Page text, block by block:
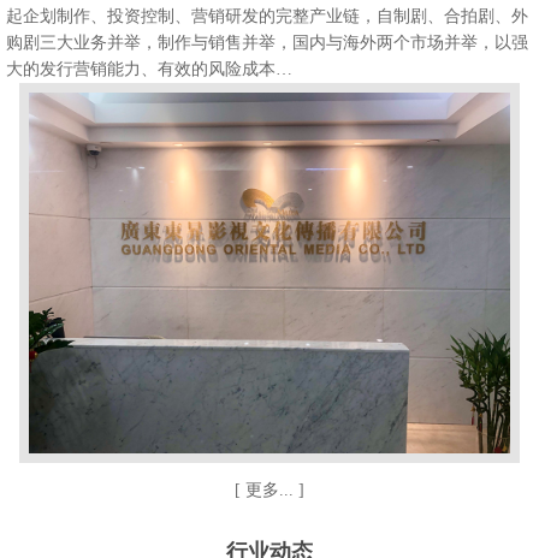
起企划制作、投资控制、营销研发的完整产业链，自制剧、合拍剧、外
购剧三大业务并举，制作与销售并举，国内与海外两个市场并举，以强
大的发行营销能力、有效的风险成本…
[ 更多... ]
行业动态